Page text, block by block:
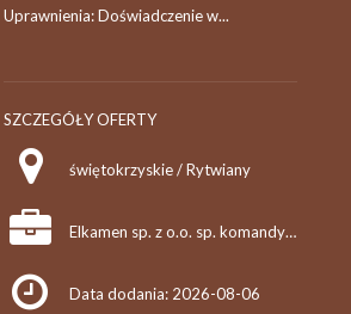
Uprawnienia: Doświadczenie w...
SZCZEGÓŁY OFERTY
świętokrzyskie / Rytwiany
Elkamen sp. z o.o. sp. komandytowa
Data dodania: 2026-08-06